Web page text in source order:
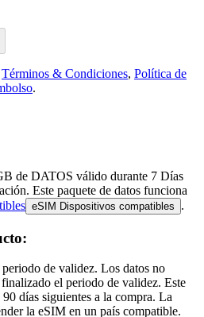
Términos & Condiciones, Política de
.
de DATOS válido durante 7 Días
Este paquete de datos funciona
eSIM Dispositivos compatibles .
de validez. Los datos no
el periodo de validez. Este
días siguientes a la compra. La
la eSIM en un país compatible.